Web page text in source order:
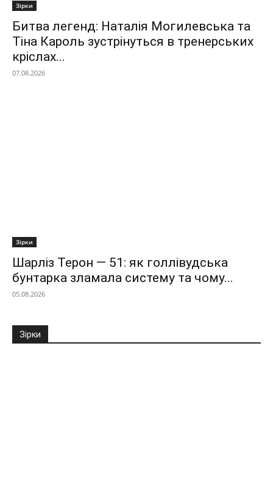
Зірки
Битва легенд: Наталія Могилевська та
Тіна Кароль зустрінуться в тренерських
кріслах...
07.08.2026
Зірки
Шарліз Терон — 51: як голлівудська
бунтарка зламала систему та чому...
05.08.2026
Зірки